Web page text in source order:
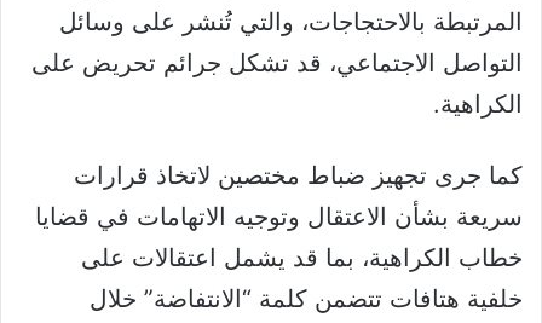
المرتبطة بالاحتجاجات، والتي تُنشر على وسائل
التواصل الاجتماعي، قد تشكل جرائم تحريض على
الكراهية.
كما جرى تجهيز ضباط مختصين لاتخاذ قرارات
سريعة بشأن الاعتقال وتوجيه الاتهامات في قضايا
خطاب الكراهية، بما قد يشمل اعتقالات على
خلفية هتافات تتضمن كلمة “الانتفاضة” خلال